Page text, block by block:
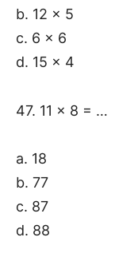
b. 12 x 5
c. 6 x 6
d. 15 x 4
47. 11 x 8 = …
a. 18
b. 77
c. 87
d. 88